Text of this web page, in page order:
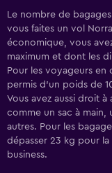
Le nombre de
vous faites un vol
économique, vous
maximum et dont les
Pour les voyageurs en
permis d'un poids de
Vous avez aussi droit
comme un sac à main,
autres. Pour les
dépasser 23 kg pour
business.